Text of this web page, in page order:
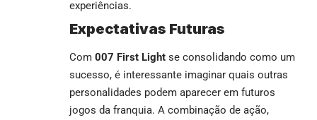
experiências.
Expectativas Futuras
Com 007 First Light se consolidando como um
sucesso, é interessante imaginar quais outras
personalidades podem aparecer em futuros
jogos da franquia. A combinação de ação,